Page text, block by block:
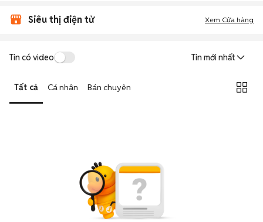
Siêu thị điện tử Xem Cửa hàng
Tin có video Tin mới nhất
Tất cả Cá nhân Bán chuyên